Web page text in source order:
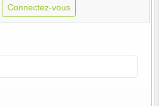
Connectez-vous